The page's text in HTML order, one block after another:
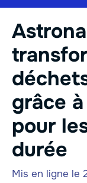
grâce
pour
durée
Mis en ligne le